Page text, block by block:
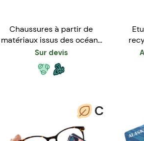
Chaussures à partir de
matériaux issus des océans
- homme/femme
Sur devis
C